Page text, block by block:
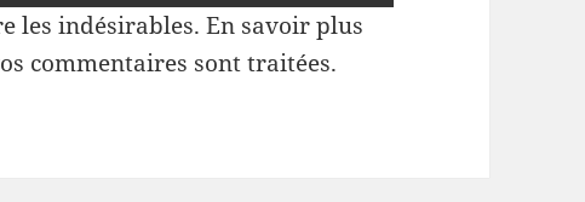
les indésirables.En savoir plus
commentaires sont traitées.